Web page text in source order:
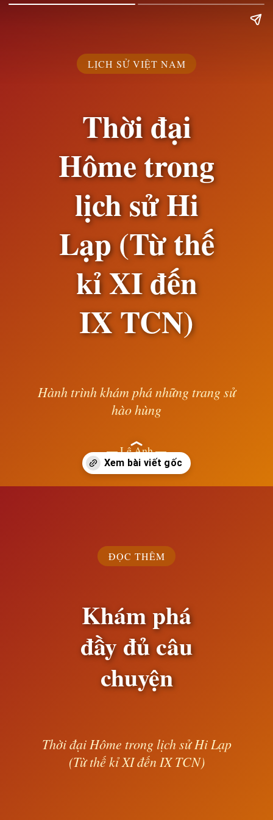
LỊCH SỬ VIỆT NAM
Thời đại
Hôme trong
lịch sử Hi
Lạp (Từ thế
kỉ XI đến
IX TCN)
Hành trình khám phá những trang sử
hào hùng
— Lê Anh —
ĐỌC THÊM
Khám phá
đầy đủ câu
chuyện
Thời đại Hôme trong lịch sử Hi Lạp
(Từ thế kỉ XI đến IX TCN)